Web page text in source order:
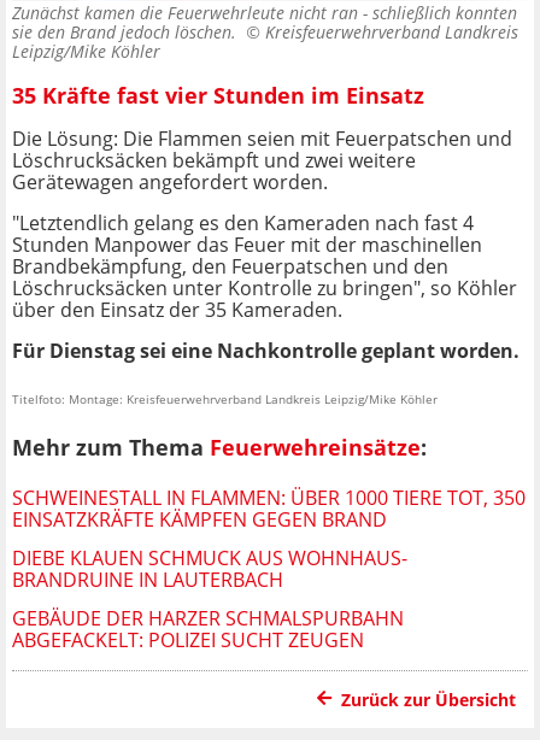
Zunächst kamen die Feuerwehrleute nicht ran - schließlich konnten
sie den Brand jedoch löschen. © Kreisfeuerwehrverband Landkreis
Leipzig/Mike Köhler
35 Kräfte fast vier Stunden im Einsatz
Die Lösung: Die Flammen seien mit Feuerpatschen und
Löschrucksäcken bekämpft und zwei weitere
Gerätewagen angefordert worden.
"Letztendlich gelang es den Kameraden nach fast 4
Stunden Manpower das Feuer mit der maschinellen
Brandbekämpfung, den Feuerpatschen und den
Löschrucksäcken unter Kontrolle zu bringen", so Köhler
über den Einsatz der 35 Kameraden.
Für Dienstag sei eine Nachkontrolle geplant worden.
Titelfoto: Montage: Kreisfeuerwehrverband Landkreis Leipzig/Mike Köhler
Mehr zum Thema Feuerwehreinsätze:
SCHWEINESTALL IN FLAMMEN: ÜBER 1000 TIERE TOT, 350
EINSATZKRÄFTE KÄMPFEN GEGEN BRAND
DIEBE KLAUEN SCHMUCK AUS WOHNHAUS-
BRANDRUINE IN LAUTERBACH
GEBÄUDE DER HARZER SCHMALSPURBAHN
ABGEFACKELT: POLIZEI SUCHT ZEUGEN
Zurück zur Übersicht